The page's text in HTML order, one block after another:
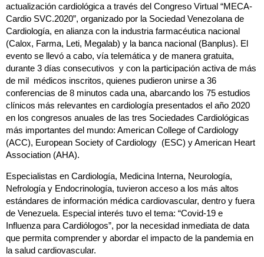
actualización cardiológica a través del Congreso Virtual “MECA-
Cardio SVC.2020”, organizado por la Sociedad Venezolana de
Cardiología, en alianza con la industria farmacéutica nacional
(Calox, Farma, Leti, Megalab) y la banca nacional (Banplus). El
evento se llevó a cabo, vía telemática y de manera gratuita,
durante 3 días consecutivos y con la participación activa de más
de mil médicos inscritos, quienes pudieron unirse a 36
conferencias de 8 minutos cada una, abarcando los 75 estudios
clínicos más relevantes en cardiología presentados el año 2020
en los congresos anuales de las tres Sociedades Cardiológicas
más importantes del mundo: American College of Cardiology
(ACC), European Society of Cardiology (ESC) y American Heart
Association (AHA).
Especialistas en Cardiología, Medicina Interna, Neurología,
Nefrología y Endocrinología, tuvieron acceso a los más altos
estándares de información médica cardiovascular, dentro y fuera
de Venezuela. Especial interés tuvo el tema: “Covid-19 e
Influenza para Cardiólogos”, por la necesidad inmediata de data
que permita comprender y abordar el impacto de la pandemia en
la salud cardiovascular.